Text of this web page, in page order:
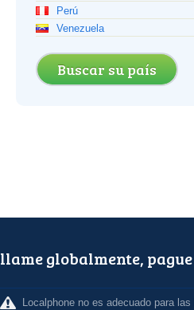
Perú
Venezuela
Buscar su país
llame globalmente,
Localphone no es adecuado para